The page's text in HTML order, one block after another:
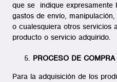
que se indique expresamente
gastos de envío,
o cualesquiera otros servicios
producto o servicio adquirido.
PROCESO DE
Para la adquisición de los